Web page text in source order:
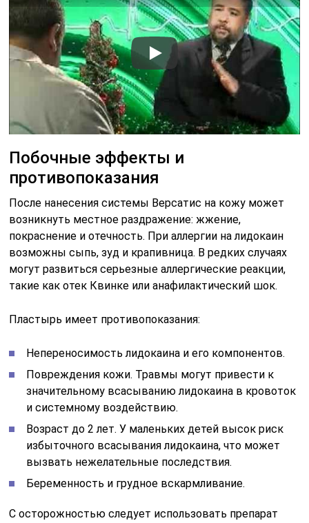
Побочные эффекты и
противопоказания
После нанесения системы Версатис на кожу может
возникнуть местное раздражение: жжение,
покраснение и отечность. При аллергии на лидокаин
возможны сыпь, зуд и крапивница. В редких случаях
могут развиться серьезные аллергические реакции,
такие как отек Квинке или анафилактический шок.
Пластырь имеет противопоказания:
Непереносимость лидокаина и его компонентов.
Повреждения кожи. Травмы могут привести к
значительному всасыванию лидокаина в кровоток
и системному воздействию.
Возраст до 2 лет. У маленьких детей высок риск
избыточного всасывания лидокаина, что может
вызвать нежелательные последствия.
Беременность и грудное вскармливание.
С осторожностью следует использовать препарат